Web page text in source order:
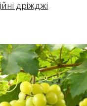
дріжджі